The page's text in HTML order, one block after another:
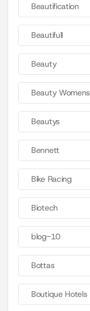
Beautification
Beautifull
Beauty
Beauty Womens
Beautys
Bennett
Bike Racing
Biotech
blog-10
Bottas
Boutique Hotels